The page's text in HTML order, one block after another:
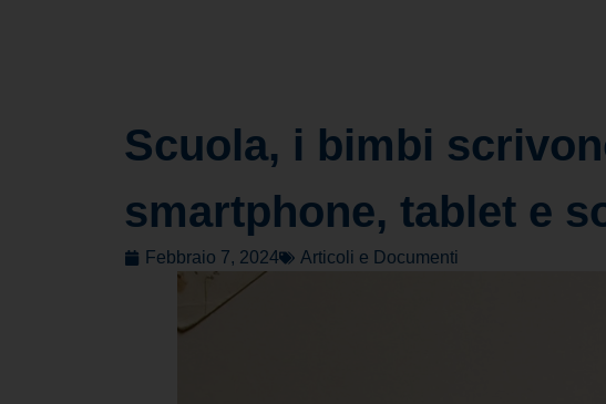
Scuola, i bimbi
smartphone, tablet e
Febbraio 7, 2024 Articoli e Documenti